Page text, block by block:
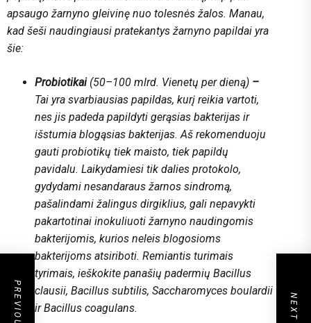
apsaugo žarnyno gleivinę nuo tolesnės žalos. Manau,
kad šeši naudingiausi pratekantys žarnyno papildai yra
šie:
Probiotikai (50–100 mlrd. Vienetų per dieną) –
Tai yra svarbiausias papildas, kurį reikia vartoti,
nes jis padeda papildyti gerąsias bakterijas ir
išstumia blogąsias bakterijas. Aš rekomenduoju
gauti probiotikų tiek maisto, tiek papildų
pavidalu. Laikydamiesi tik dalies protokolo,
gydydami nesandaraus žarnos sindromą,
pašalindami žalingus dirgiklius, gali nepavykti
pakartotinai inokuliuoti žarnyno naudingomis
bakterijomis, kurios neleis blogosioms
bakterijoms atsiriboti. Remiantis turimais
tyrimais, ieškokite panašių padermių Bacillus
clausii, Bacillus subtilis, Saccharomyces boulardii
irBacillus coagulans.